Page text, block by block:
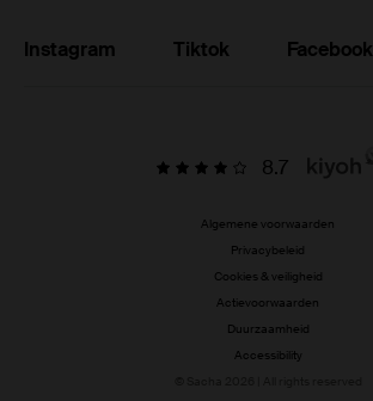
Instagram Tiktok Facebook
8.7
Algemene voorwaarden
Privacybeleid
Cookies & veiligheid
Actievoorwaarden
Duurzaamheid
Accessibility